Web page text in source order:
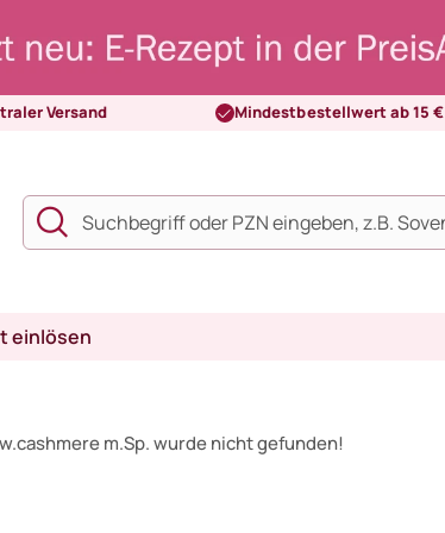
Versand Mindestbestellwert ab 15 €
einlösen
m.Sp. wurde nicht gefunden!